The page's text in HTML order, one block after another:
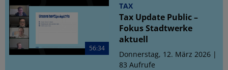
56:34
TAX
Tax Update Public –
Fokus Stadtwerke
aktuell
Donnerstag, 12. März 2026 |
83 Aufrufe